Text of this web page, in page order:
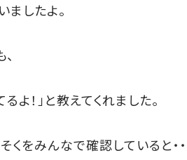
ましたよ。
よ！」と教えてくれました。
くをみんなで確認していると・・